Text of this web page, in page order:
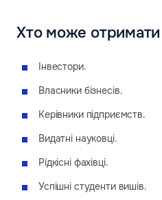
Хто може отримати
Інвестори.
Власники бізнесів.
Керівники підприємств.
Видатні науковці.
Рідкісні фахівці.
Успішні студенти вишів.